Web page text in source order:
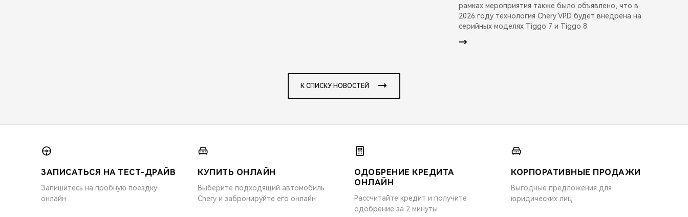
рамках мероприятия также было объявлено, что в
2026 году технология Chery VPD будет внедрена на
серийных моделях Tiggo 7 и Tiggo 8.
К СПИСКУ НОВОСТЕЙ
ЗАПИСАТЬСЯ НА ТЕСТ-ДРАЙВ
Запишитесь на пробную поездку
онлайн
КУПИТЬ ОНЛАЙН
Выберите подходящий автомобиль
Chery и забронируйте его онлайн
ОДОБРЕНИЕ КРЕДИТА
ОНЛАЙН
Рассчитайте кредит и получите
одобрение за 2 минуты
КОРПОРАТИВНЫЕ ПРОДАЖИ
Выгодные предложения для
юридических лиц